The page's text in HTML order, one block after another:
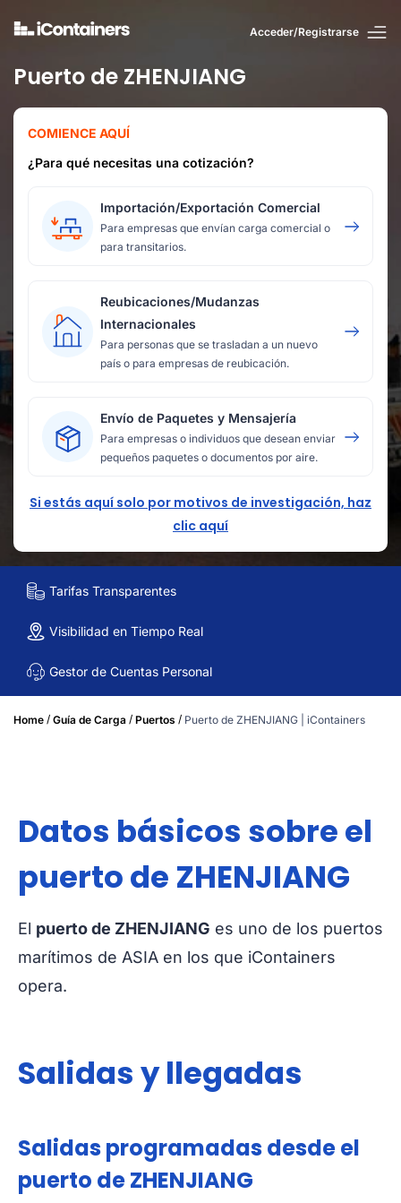
Acceder/Registrarse
Puerto de ZHENJIANG
COMIENCE AQUÍ
¿Para qué necesitas una cotización?
Importación/Exportación Comercial
Para empresas que envían carga comercial o
para transitarios.
Reubicaciones/Mudanzas
Internacionales
Para personas que se trasladan a un nuevo
país o para empresas de reubicación.
Envío de Paquetes y Mensajería
Para empresas o individuos que desean enviar
pequeños paquetes o documentos por aire.
Si estás aquí solo por motivos de investigación, haz
clic aquí
Tarifas Transparentes
Visibilidad en Tiempo Real
Gestor de Cuentas Personal
Home / Guía de Carga / Puertos / Puerto de ZHENJIANG | iContainers
Datos básicos sobre el
puerto de ZHENJIANG
El puerto de ZHENJIANG es uno de los puertos
marítimos de ASIA en los que iContainers
opera.
Salidas y llegadas
Salidas programadas desde el
puerto de ZHENJIANG